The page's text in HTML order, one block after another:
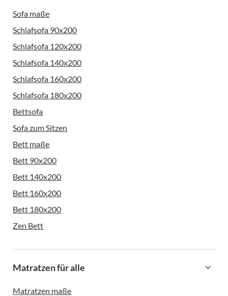
Sofa maße
Schlafsofa 90x200
Schlafsofa 120x200
Schlafsofa 140x200
Schlafsofa 160x200
Schlafsofa 180x200
Bettsofa
Sofa zum Sitzen
Bett maße
Bett 90x200
Bett 140x200
Bett 160x200
Bett 180x200
Zen Bett
Matratzen für alle
Matratzen maße